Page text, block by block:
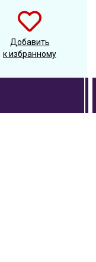
Добавить
к избранному